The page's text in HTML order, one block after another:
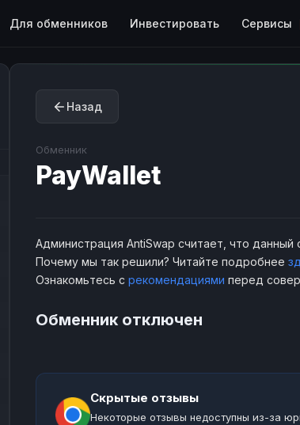
Для обменников Инвестировать Сервисы
Назад
Обменник
PayWallet
Администрация AntiSwap считает, что данный
Почему мы так решили? Читайте подробнее
Ознакомьтесь с рекомендациями перед
Обменник отключен
Скрытые отзывы
Некоторые отзывы недоступны из-за